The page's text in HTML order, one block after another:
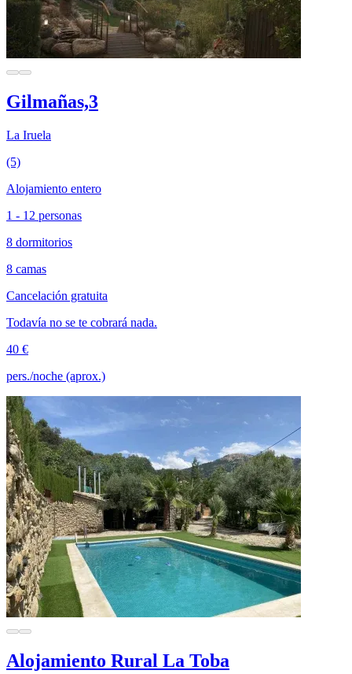
Gilmañas,3
La Iruela
(5)
Alojamiento entero
1 - 12 personas
8 dormitorios
8 camas
Cancelación gratuita
Todavía no se te cobrará nada.
40 €
pers./noche (aprox.)
Alojamiento Rural La Toba